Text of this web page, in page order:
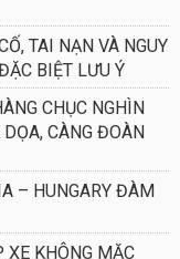
TAI NẠN VÀ NGUY
BIỆT LƯU Ý
CHỤC NGHÌN
DỌA, CÀNG ĐOÀN
– HUNGARY ĐÀM
XE KHÔNG MẶC